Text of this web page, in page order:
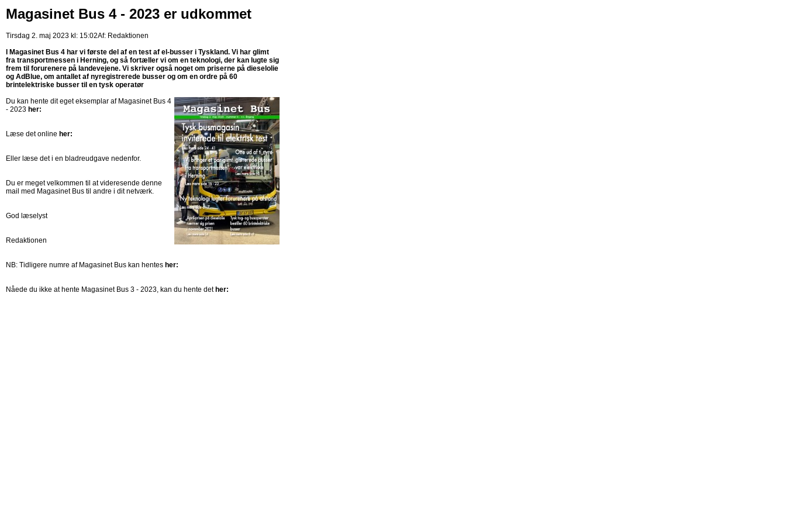
Magasinet Bus 4 - 2023 er udkommet
Tirsdag 2. maj 2023 kl: 15:02Af: Redaktionen
I Magasinet Bus 4 har vi første del af en test af el-busser i Tyskland. Vi har glimt
fra transportmessen i Herning, og så fortæller vi om en teknologi, der kan lugte sig
frem til forurenere på landevejene. Vi skriver også noget om priserne på dieselolie
og AdBlue, om antallet af nyregistrerede busser og om en ordre på 60
brintelektriske busser til en tysk operatør
Du kan hente dit eget eksemplar af Magasinet Bus 4
- 2023 her:
Læse det online her:
Eller læse det i en bladreudgave nedenfor.
Du er meget velkommen til at videresende denne
mail med Magasinet Bus til andre i dit netværk.
God læselyst
Redaktionen
NB: Tidligere numre af Magasinet Bus kan hentes her:
Nåede du ikke at hente Magasinet Bus 3 - 2023, kan du hente det her: